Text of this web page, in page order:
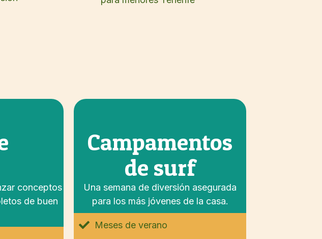
conceptos
de buen
Campamentos
de surf
Una semana de diversión asegurada
para los más jóvenes de la casa.
Meses de verano